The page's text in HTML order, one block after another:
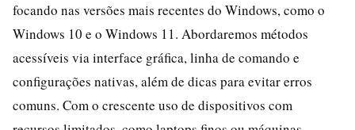
focando nas versões mais recentes do Windows, como o
Windows 10 e o Windows 11. Abordaremos métodos
acessíveis via interface gráfica, linha de comando e
configurações nativas, além de dicas para evitar erros
comuns. Com o crescente uso de dispositivos com